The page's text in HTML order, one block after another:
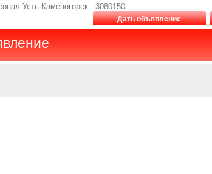
Усть-Каменогорск - 3080150
Дать объявление